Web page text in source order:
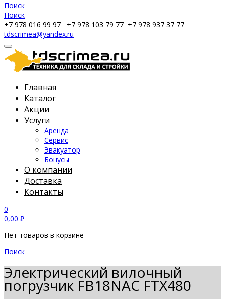
Поиск
Поиск
+7 978 016 99 97
+7 978 103 79 77 +7 978 937 37 77
tdscrimea@yandex.ru
Главная
Каталог
Акции
Услуги
Аренда
Сервис
Эвакуатор
Бонусы
О компании
Доставка
Контакты
0
0,00 ₽
Нет товаров в корзине
Поиск
Электрический вилочный
погрузчик FB18NAC FTX480